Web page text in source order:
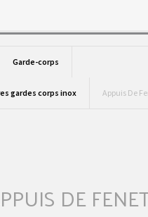
Garde-corps
gardes corps inox Appuis De
DE